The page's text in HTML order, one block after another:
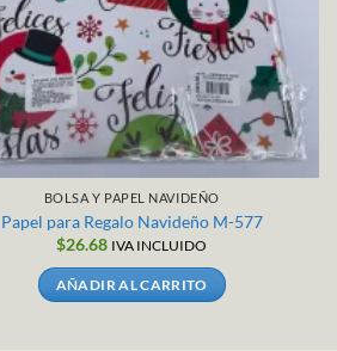
BOLSA Y PAPEL NAVIDEÑO
Papel para Regalo Navideño M-577
$26.68 IVA INCLUIDO
AÑADIR AL CARRITO